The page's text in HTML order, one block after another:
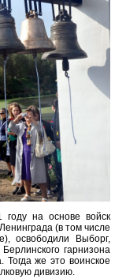
на основе войск
(в том числе
освободили Выборг,
гарнизона
же это воинское
дивизию.